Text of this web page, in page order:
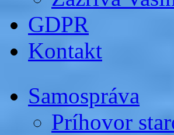
GDPR
Kontakt
Samospráva
Príhovor